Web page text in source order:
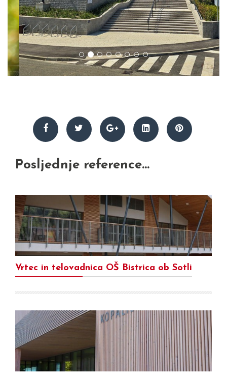
Posljednje reference...
Vrtec in telovadnica OŠ Bistrica ob Sotli